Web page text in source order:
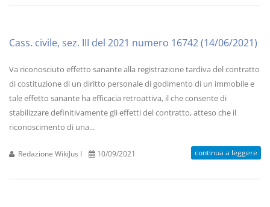
Cass. civile, sez. III del 2021 numero 16742 (14/06/2021)
Va riconosciuto effetto sanante alla registrazione tardiva del contratto
di costituzione di un diritto personale di godimento di un immobile e
tale effetto sanante ha efficacia retroattiva, il che consente di
stabilizzare definitivamente gli effetti del contratto, atteso che il
riconoscimento di una...
Redazione WikiJus I 10/09/2021 continua a leggere